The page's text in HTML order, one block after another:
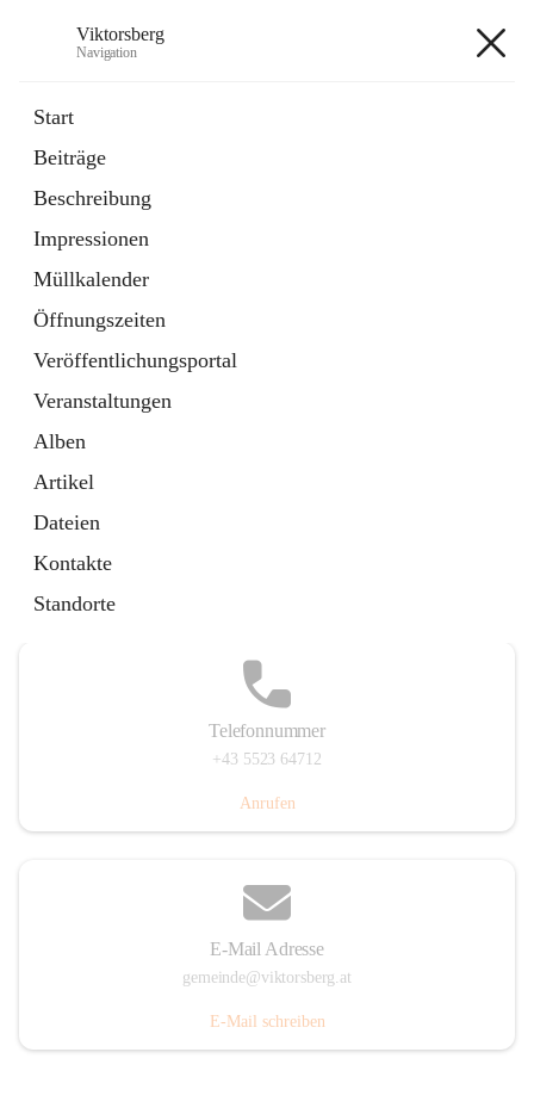
Viktorsberg
Navigation
Start
Beiträge
Beschreibung
Impressionen
Müllkalender
Öffnungszeiten
Veröffentlichungsportal
Veranstaltungen
Alben
Artikel
Dateien
Kontakte
Standorte
1 Schnellzugriff
Bürgerservice
10 Schnellzugriffe
Telefonnummer
+43 5523 64712
Anrufen
E-Mail Adresse
gemeinde@viktorsberg.at
E-Mail schreiben